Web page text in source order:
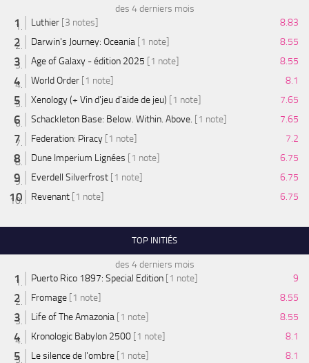
des 4 derniers mois
Luthier [3 notes]
8.83
Darwin's Journey: Oceania [1 note]
8.55
Age of Galaxy - édition 2025 [1 note]
8.55
World Order [1 note]
8.1
Xenology (+ Vin d'jeu d'aide de jeu) [1 note]
7.65
Schackleton Base: Below. Within. Above. [1 note]
7.65
Federation: Piracy [1 note]
7.2
Dune Imperium Lignées [1 note]
6.75
Everdell Silverfrost [1 note]
6.75
Revenant [1 note] 6.75
TOP INITIÉS
des 4 derniers mois
Puerto Rico 1897: Special Edition [1 note]
9
Fromage [1 note]
8.55
Life of The Amazonia [1 note]
8.55
Kronologic Babylon 2500 [1 note]
8.1
Le silence de l'ombre [1 note]
8.1